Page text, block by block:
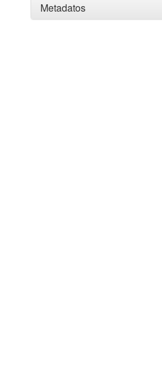
Metadatos